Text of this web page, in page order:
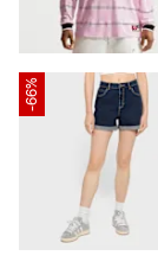
-66%